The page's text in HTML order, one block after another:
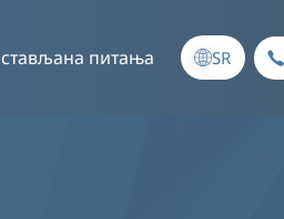
питања SR